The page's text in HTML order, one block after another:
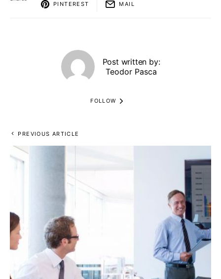
PINTEREST MAIL
Post written by:
Teodor Pasca
FOLLOW
PREVIOUS ARTICLE